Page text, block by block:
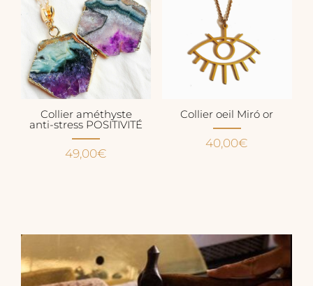
Collier améthyste
anti-stress POSITIVITÉ
49,00€
Collier oeil Miró or
40,00€